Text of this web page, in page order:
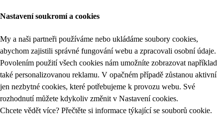
Nastavení soukromí a cookies
My a naši partneři používáme nebo ukládáme soubory cookies,
abychom zajistili správné fungování webu a zpracovali osobní údaje.
Povolením použití všech cookies nám umožníte zobrazovat například
také personalizovanou reklamu. V opačném případě zůstanou aktivní
jen nezbytné cookies, které potřebujeme k provozu webu. Své
rozhodnutí můžete kdykoliv změnit v Nastavení cookies.
Chcete vědět více? Přečtěte si informace týkající se souborů cookie.